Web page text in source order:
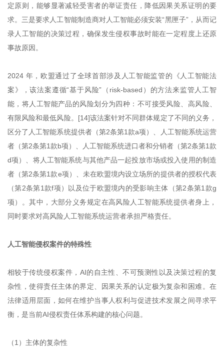
定原则，能够显著减轻受害者的举证责任，降低因果关系证明的要
求。三是要求人工智能制造商对人工智能必须安装“黑匣子”，从而记
录人工智能的决策过程，确保发生侵权事故时能在一定程度上还原
事故原因。
2024 年，欧盟通过了全球首部涉及人工智能监管的《人工智能法
案》，该法案遵循“基于风险”（risk-based）的方法来监管人工智
能，将人工智能产品的风险划分为四种：不可接受风险、高风险、
有限风险和最低风险。[14]该法案针对不同群体规定了不同的义务，
区分了人工智能系统提供者（第2条第1款a项）、人工智能系统运营
者（第2条第1款b项）、人工智能系统进口者和分销者（第2条第1款
d项）、将人工智能系统与其他产品一起投放市场或投入使用的制造
者（第2条第1款e项）、未在欧盟境内设立场所的提供者的授权代表
（第2条第1款f项）以及位于欧盟境内的受影响主体（第2条第1款g
项）。其中，大部分义务规定在高风险人工智能系统提供者身上，
同时要求对高风险人工智能系统运营者承担严格责任。
人工智能侵权案件的特殊性
相较于传统侵权案件，AI的自主性、不可预测性以及决策过程的复
杂性，使得责任主体的界定、因果关系的认定极为复杂和困难。在
法律适用层面，如何在维护当事人权利与促进技术发展之间寻求平
衡，是当前AI侵权责任体系构建的核心问题。
（1）主体的复杂性